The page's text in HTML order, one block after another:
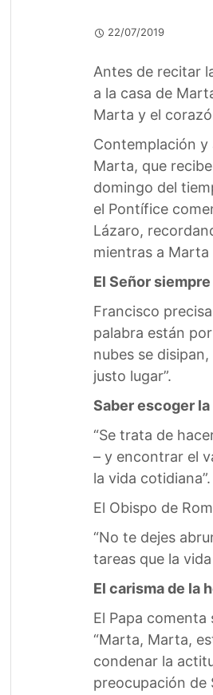
22/07/2019
Antes de recitar
a la casa de
Marta y el
Contemplación y
Marta, que
domingo del
el Pontífice
Lázaro,
mientras a Marta
El Señor
Francisco
palabra están
nubes se
justo lugar”.
Saber escoger
“Se trata de
– y encontrar el
la vida cotidiana”.
El Obispo de
“No te dejes
tareas que la
El carisma de la
El Papa comenta
“Marta, Marta,
condenar la
preocupación de